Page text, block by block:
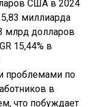
США в 2024
5,83 миллиарда
млрд долларов
15,44% в
проблемами по
в
что побуждает